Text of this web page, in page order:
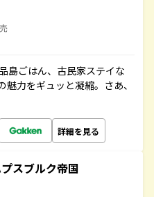
島ごはん、古民家ステイな
力をギュッと凝縮。さあ、
詳細を見る
スブルク帝国